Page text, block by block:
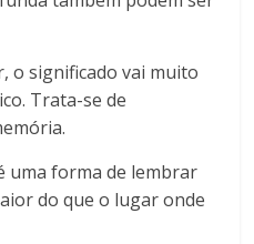
o significado vai muito
Trata-se de
uma forma de lembrar
do que o lugar onde